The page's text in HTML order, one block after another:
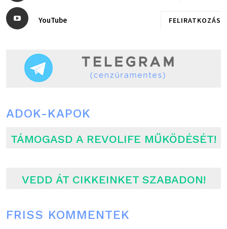
YouTube FELIRATKOZÁS
ADOK-KAPOK
TÁMOGASD A REVOLIFE MŰKÖDÉSÉT!
VEDD ÁT CIKKEINKET SZABADON!
FRISS KOMMENTEK